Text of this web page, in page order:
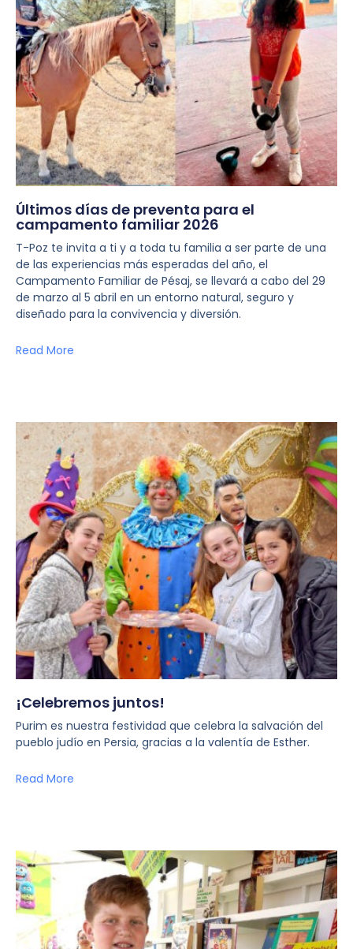
Últimos días de preventa para el
campamento familiar 2026
T-Poz te invita a ti y a toda tu familia a ser parte de una
de las experiencias más esperadas del año, el
Campamento Familiar de Pésaj, se llevará a cabo del 29
de marzo al 5 abril en un entorno natural, seguro y
diseñado para la convivencia y diversión.
Read More
¡Celebremos juntos!
Purim es nuestra festividad que celebra la salvación del
pueblo judío en Persia, gracias a la valentía de Esther.
Read More